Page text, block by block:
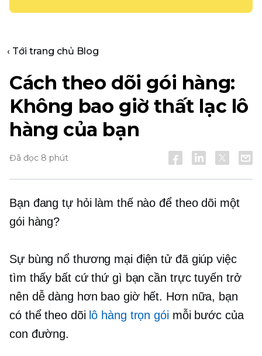
‹ Tới trang chủ Blog
Cách theo dõi gói hàng:
Không bao giờ thất lạc lô
hàng của bạn
Đã đọc 8 phút
Bạn đang tự hỏi làm thế nào để theo dõi một
gói hàng?
Sự bùng nổ thương mại điện tử đã giúp việc
tìm thấy bất cứ thứ gì bạn cần trực tuyến trở
nên dễ dàng hơn bao giờ hết. Hơn nữa, bạn
có thể theo dõi lô hàng trọn góimỗi bước của
con đường.